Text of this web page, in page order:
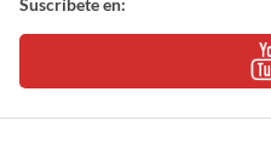
Suscríbete en: